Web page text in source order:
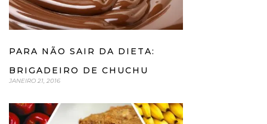
PARA NÃO SAIR DA DIETA:
BRIGADEIRO DE CHUCHU
JANEIRO 21, 2016